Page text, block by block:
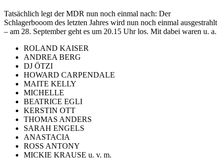
Tatsächlich legt der MDR nun noch einmal nach: Der
Schlagerbooom des letzten Jahres wird nun noch einmal ausgestrahlt
– am 28. September geht es um 20.15 Uhr los. Mit dabei waren u. a.
ROLAND KAISER
ANDREA BERG
DJ ÖTZI
HOWARD CARPENDALE
MAITE KELLY
MICHELLE
BEATRICE EGLI
KERSTIN OTT
THOMAS ANDERS
SARAH ENGELS
ANASTACIA
ROSS ANTONY
MICKIE KRAUSE u. v. m.